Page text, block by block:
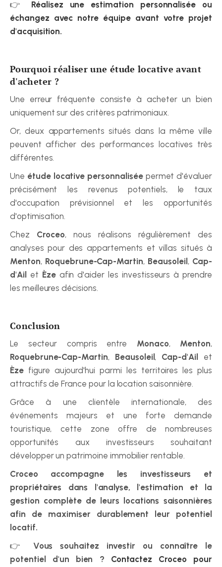
👉 Réalisez une estimation personnalisée ou
échangez avec notre équipe avant votre projet
d'acquisition.
Pourquoi réaliser une étude locative avant
d'acheter ?
Une erreur fréquente consiste à acheter un bien
uniquement sur des critères patrimoniaux.
Or, deux appartements situés dans la même ville
peuvent afficher des performances locatives très
différentes.
Une étude locative personnalisée permet d'évaluer
précisément les revenus potentiels, le taux
d'occupation prévisionnel et les opportunités
d'optimisation.
Chez Croceo, nous réalisons régulièrement des
Menton, Roquebrune-Cap-Martin, Beausoleil , Cap-
d'Ail
et Èze afin d'aider les investisseurs à prendre
les meilleures décisions.
Conclusion
Le secteur compris entre Monaco, Menton
Roquebrune-Cap-Martin, Beausoleil , Cap-d'Ail
Èze figure aujourd'hui parmi les territoires les plus
attractifs de France pour la location saisonnière.
Grâce à une clientèle internationale, des
événements majeurs et une forte demande
touristique, cette zone offre de nombreuses
opportunités aux investisseurs souhaitant
développer un patrimoine immobilier rentable.
Croceo accompagne les investisseurs et
propriétaires dans l'analyse, l'estimation et la
gestion complète de leurs locations saisonnières
afin de maximiser durablement leur potentiel
locatif.
👉 Vous souhaitez investir ou connaître le
potentiel d'un bien ? Contactez Croceo pour